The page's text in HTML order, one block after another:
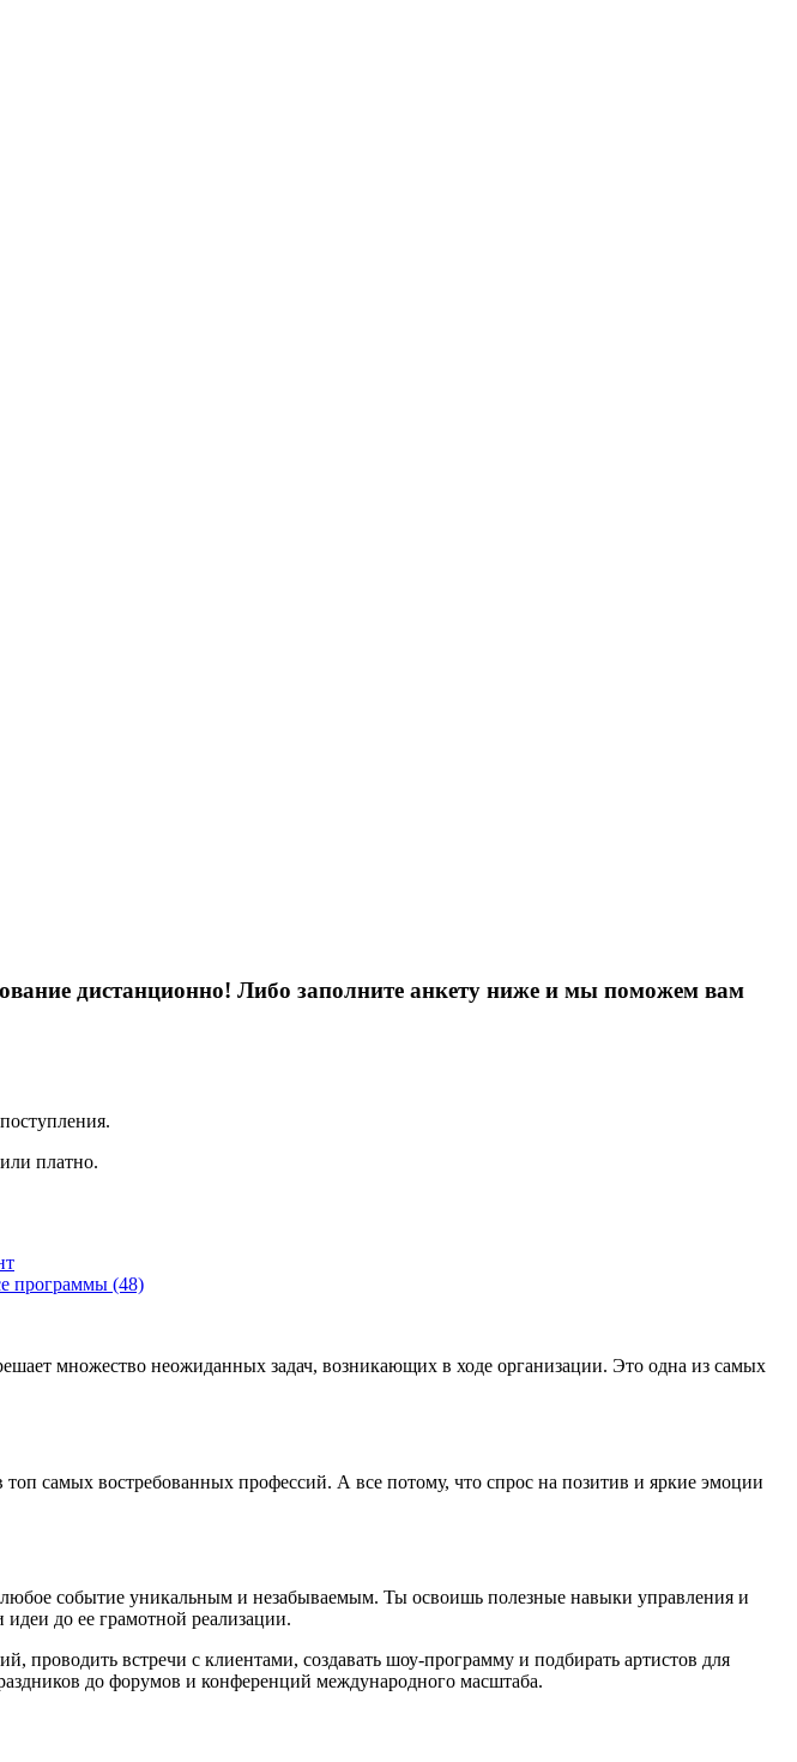
дистанционно! Либо заполните анкету ниже и мы поможем вам
платно.
программы (48)
множество неожиданных задач, возникающих в ходе организации. Это одна из самых
самых востребованных профессий. А все потому, что спрос на позитив и яркие эмоции
событие уникальным и незабываемым. Ты освоишь полезные навыки управления и
до ее грамотной реализации.
встречи с клиентами, создавать шоу-программу и подбирать артистов для
до форумов и конференций международного масштаба.